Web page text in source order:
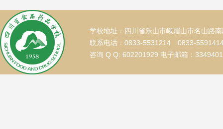
学校地址：四川省乐山市峨眉山市名山路
联系电话：0833-5531214 0833-
咨询 Q Q: 602201929 电子邮箱：